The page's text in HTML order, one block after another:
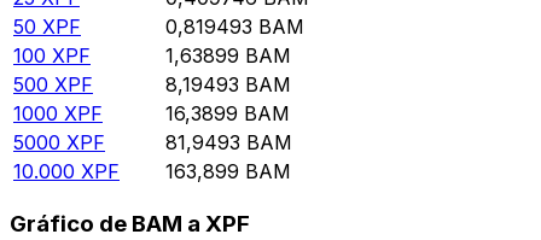
50 XPF 0,819493 BAM
100 XPF 1,63899 BAM
500 XPF 8,19493 BAM
1000 XPF 16,3899 BAM
5000 XPF 81,9493 BAM
10.000 XPF 163,899 BAM
Gráfico de BAM a XPF